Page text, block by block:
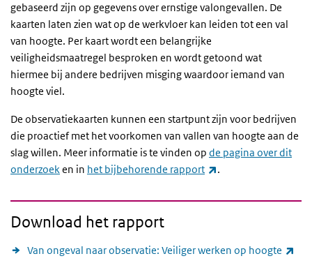
gebaseerd zijn op gegevens over ernstige valongevallen. De
kaarten laten zien wat op de werkvloer kan leiden tot een val
van hoogte. Per kaart wordt een belangrijke
veiligheidsmaatregel besproken en wordt getoond wat
hiermee bij andere bedrijven misging waardoor iemand van
hoogte viel.
De observatiekaarten kunnen een startpunt zijn voor bedrijven
die proactief met het voorkomen van vallen van hoogte aan de
slag willen. Meer informatie is te vinden op de pagina over dit
onderzoeken in het bijbehorende rapport (externe link)
.
Download het rapport
Van ongeval naar observatie: Veiliger werken op hoogte